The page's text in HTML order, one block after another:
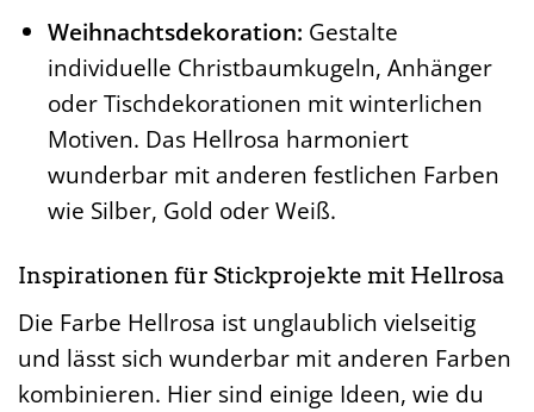
Weihnachtsdekoration: Gestalte
individuelle Christbaumkugeln, Anhänger
oder Tischdekorationen mit winterlichen
Motiven. Das Hellrosa harmoniert
wunderbar mit anderen festlichen Farben
wie Silber, Gold oder Weiß.
Inspirationen für Stickprojekte mit Hellrosa
Die Farbe Hellrosa ist unglaublich vielseitig
und lässt sich wunderbar mit anderen Farben
kombinieren. Hier sind einige Ideen, wie du